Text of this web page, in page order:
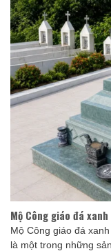
Mộ Công giáo đá
Mộ Công giáo đá
là một trong những